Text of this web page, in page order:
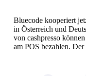
Bluecode kooperiert
in Österreich und
von cashpresso
am POS bezahlen.